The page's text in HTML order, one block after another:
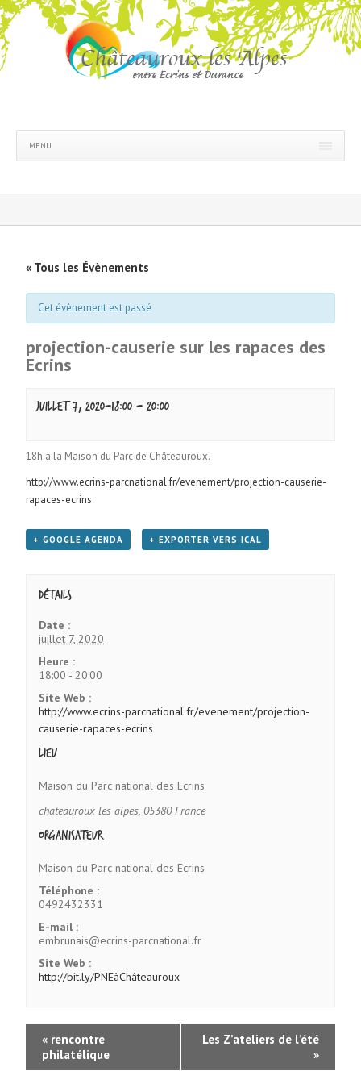
MENU
« Tous les Évènements
Cet évènement est passé
projection-causerie sur les rapaces des
Ecrins
juillet 7, 2020-18:00 - 20:00
18h à la Maison du Parc de Châteauroux.
http://www.ecrins-parcnational.fr/evenement/projection-causerie-
rapaces-ecrins
+ GOOGLE AGENDA + EXPORTER VERS ICAL
Détails
Date :
juillet 7, 2020
Heure :
18:00 - 20:00
Site Web :
http://www.ecrins-parcnational.fr/evenement/projection-
causerie-rapaces-ecrins
Lieu
Maison du Parc national des Ecrins
chateauroux les alpes, 05380 France
Organisateur
Maison du Parc national des Ecrins
Téléphone :
0492432331
E-mail :
embrunais@ecrins-parcnational.fr
Site Web :
http://bit.ly/PNEàChâteauroux
« rencontre
philatélique
Les Z’ateliers de l’été
»